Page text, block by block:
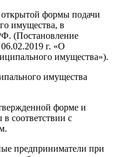
формы подачи
имущества, в
(Постановление
г. «О
имущества»).
имущества
форме и
соответствии с
предприниматели при